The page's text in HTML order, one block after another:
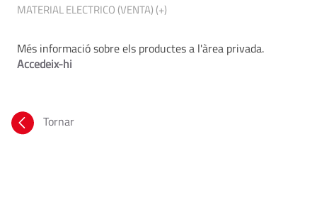
MATERIAL ELECTRICO (VENTA) (+)
Més informació sobre els productes a l'àrea privada.
Accedeix-hi
Tornar